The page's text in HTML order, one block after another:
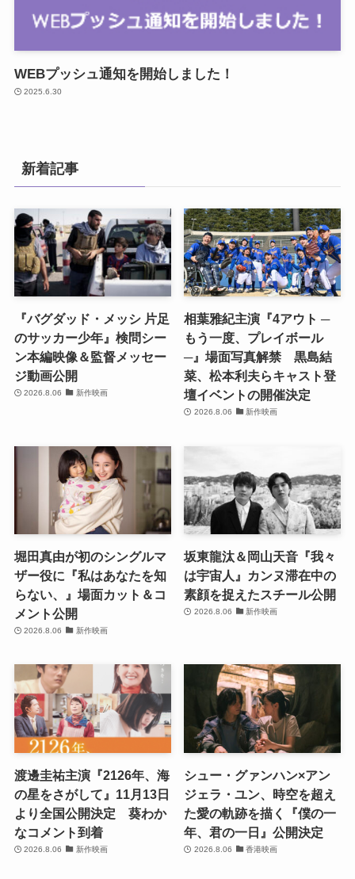
WEBプッシュ通知を開始しました！
2025.6.30
新着記事
『バグダッド・メッシ 片足
のサッカー少年』検問シー
ン本編映像＆監督メッセー
ジ動画公開
2026.8.06 新作映画
相葉雅紀主演『4アウト ─
もう一度、プレイボール
─』場面写真解禁 黒島結
菜、松本利夫らキャスト登
壇イベントの開催決定
2026.8.06 新作映画
堀田真由が初のシングルマ
ザー役に『私はあなたを知
らない、』場面カット＆コ
メント公開
2026.8.06 新作映画
坂東龍汰＆岡山天音『我々
は宇宙人』カンヌ滞在中の
素顔を捉えたスチール公開
2026.8.06 新作映画
渡邊圭祐主演『2126年、海
の星をさがして』11月13日
より全国公開決定 葵わか
なコメント到着
2026.8.06 新作映画
シュー・グァンハン×アン
ジェラ・ユン、時空を超え
た愛の軌跡を描く『僕の一
年、君の一日』公開決定
2026.8.06 香港映画